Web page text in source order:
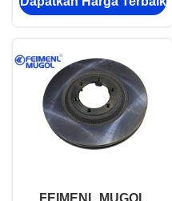
1996-2001 CC98VB